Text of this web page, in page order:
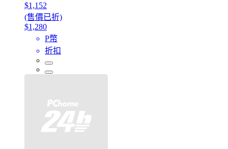
$1,152
(售價已折)
$1,280
P幣
折扣